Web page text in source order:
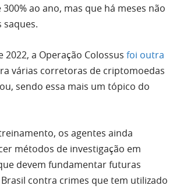
ao ano, mas que há meses não
saques.
2022, a Operação Colossus foi outra
várias corretoras de criptomoedas
sendo essa mais um tópico do
os agentes ainda
métodos de investigação em
devem fundamentar futuras
contra crimes que tem utilizado